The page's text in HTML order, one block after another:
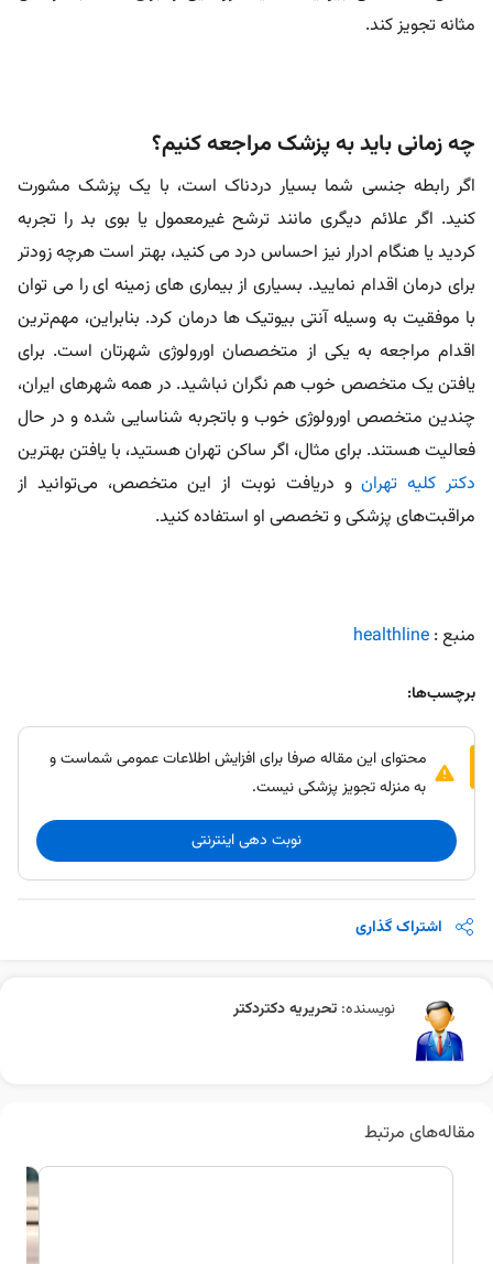
مثانه تجویز کند.
چه زمانی باید به پزشک مراجعه کنیم؟
اگر رابطه جنسی شما بسیار دردناک است، با یک پزشک مشورت
کنید. اگر علائم دیگری مانند ترشح غیرمعمول یا بوی بد را تجربه
کردید یا هنگام ادرار نیز احساس درد می کنید، بهتر است هرچه زودتر
برای درمان اقدام نمایید. بسیاری از بیماری های زمینه ای را می توان
با موفقیت به وسیله آنتی بیوتیک ها درمان کرد. بنابراین، مهم‌ترین
اقدام مراجعه به یکی از متخصصان اورولوژی شهرتان است. برای
یافتن یک متخصص خوب هم نگران نباشید. در همه شهرهای ایران،
چندین متخصص اورولوژی خوب و باتجربه شناسایی شده و در حال
فعالیت هستند. برای مثال، اگر ساکن تهران هستید، با یافتن بهترین
دکتر کلیه تهرانو دریافت نوبت از این متخصص، می‌توانید از
مراقبت‌های پزشکی و تخصصی او استفاده کنید.
منبع : healthline
برچسب‌ها:
محتوای این مقاله صرفا برای افزایش اطلاعات عمومی شماست و
به منزله تجویز پزشکی نیست.
نوبت دهی اینترنتی
اشتراک گذاری
نویسنده: تحریریه دکتردکتر
مقاله‌های مرتبط